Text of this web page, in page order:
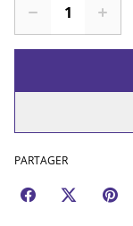
PARTAGER